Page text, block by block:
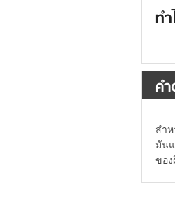
ท
ค
สำ
มัน
ของ